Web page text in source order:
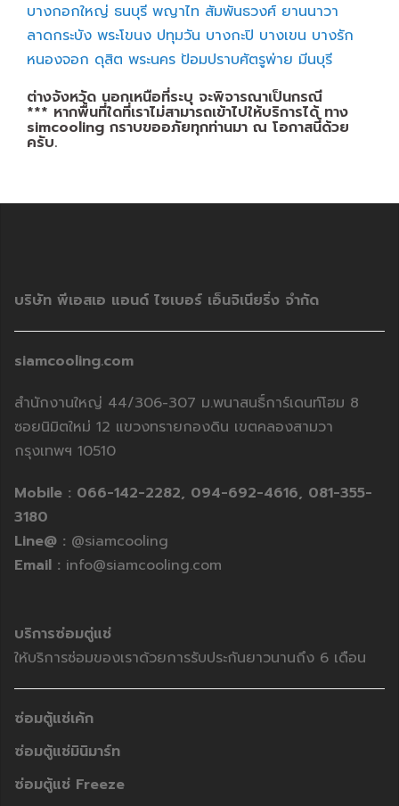
บางกอกใหญ่ ธนบุรี พญาไท สัมพันธวงศ์ ยานนาวา
ลาดกระบัง พระโขนง ปทุมวัน บางกะปิ บางเขน บางรัก
หนองจอก ดุสิต พระนคร ป้อมปราบศัตรูพ่าย มีนบุรี
ต่างจังหวัด นอกเหนือที่ระบุ จะพิจารณาเป็นกรณี
*** หากพื้นที่ใดที่เราไม่สามารถเข้าไปให้บริการได้ ทาง
simcooling กราบขออภัยทุกท่านมา ณ โอกาสนี้ด้วย
ครับ.
บริษัท พีเอสเอ แอนด์ ไซเบอร์ เอ็นจิเนียริ่ง จำกัด
siamcooling.com
สำนักงานใหญ่ 44/306-307 ม.พนาสนธิ์การ์เดนท์โฮม 8
ซอยนิมิตใหม่ 12 แขวงทรายกองดิน เขตคลองสามวา
กรุงเทพฯ 10510
Mobile : 066-142-2282, 094-692-4616, 081-355-
3180
Line@ : @siamcooling
Email : info@siamcooling.com
บริการซ่อมตู่แช่
ให้บริการซ่อมของเราด้วยการรับประกันยาวนานถึง 6 เดือน
ซ่อมตู้แช่เค้ก
ซ่อมตู้แช่มินิมาร์ท
ซ่อมตู้แช่ Freeze